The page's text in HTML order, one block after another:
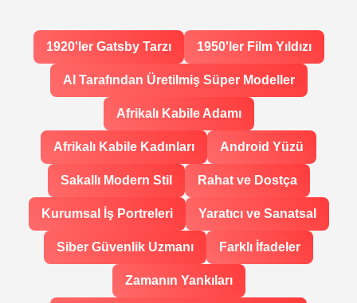
1920'ler Gatsby Tarzı 1950'ler Film Yıldızı
AI Tarafından Üretilmiş Süper Modeller
Afrikalı Kabile Adamı
Afrikalı Kabile Kadınları Android Yüzü
Sakallı Modern Stil Rahat ve Dostça
Kurumsal İş Portreleri Yaratıcı ve Sanatsal
Siber Güvenlik Uzmanı Farklı İfadeler
Zamanın Yankıları